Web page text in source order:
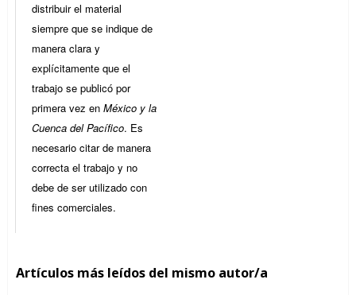
distribuir el material
siempre que se indique de
manera clara y
explícitamente que el
trabajo se publicó por
primera vez en México y la
Cuenca del Pacífico. Es
necesario citar de manera
correcta el trabajo y no
debe de ser utilizado con
fines comerciales.
Artículos más leídos del mismo autor/a